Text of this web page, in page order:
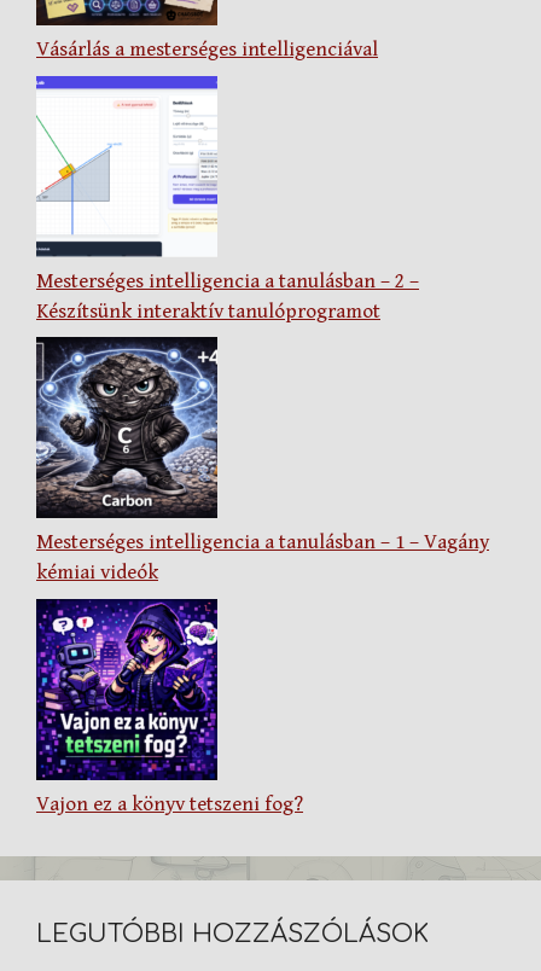
Vásárlás a mesterséges intelligenciával
Mesterséges intelligencia a tanulásban – 2 –
Készítsünk interaktív tanulóprogramot
Mesterséges intelligencia a tanulásban – 1 – Vagány
kémiai videók
Vajon ez a könyv tetszeni fog?
LEGUTÓBBI HOZZÁSZÓLÁSOK